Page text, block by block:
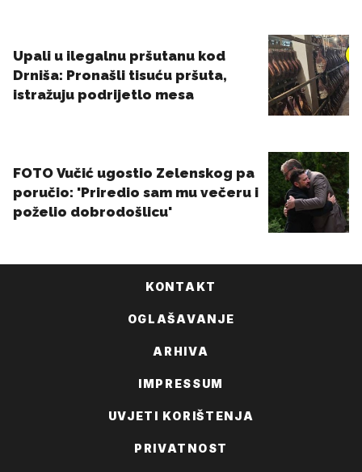
KONTAKT
OGLAŠAVANJE
ARHIVA
IMPRESSUM
UVJETI KORIŠTENJA
PRIVATNOST